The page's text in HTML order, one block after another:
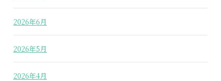
2026年6月
2026年5月
2026年4月